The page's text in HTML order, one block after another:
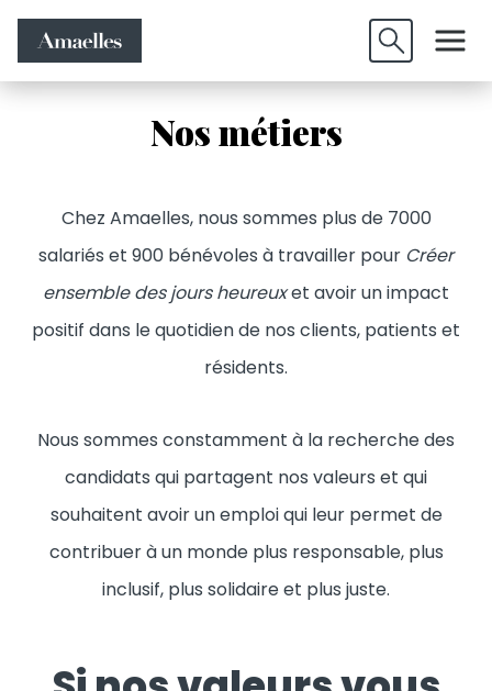
d'emplois
Candidature
spontanée
Nos métiers
Chez Amaelles, nous sommes plus de 7000
salariés et 900 bénévoles à travailler pour Créer
ensemble des jours heureuxet avoir un impact
positif dans le quotidien de nos clients, patients et
résidents.
Nous sommes constamment à la recherche des
candidats qui partagent nos valeurs et qui
souhaitent avoir un emploi qui leur permet de
contribuer à un monde plus responsable, plus
inclusif, plus solidaire et plus juste.